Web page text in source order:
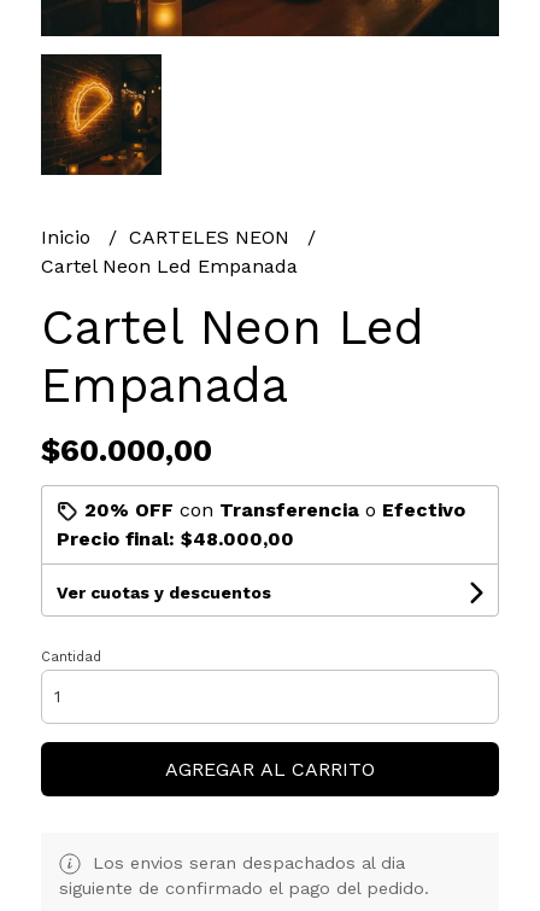
Inicio
CARTELES NEON
Cartel Neon Led Empanada
Cartel Neon Led
Empanada
$60.000,00
20% OFF con Transferenciao Efectivo
Precio final: $48.000,00
Ver cuotas y descuentos
Cantidad
AGREGAR AL CARRITO
Los envios seran despachados al dia
siguiente de confirmado el pago del pedido.